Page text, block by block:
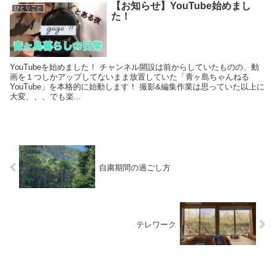
ひとりごと
【お知らせ】YouTube始めまし
た！
YouTubeを始めました！ チャンネル開設は前からしていたものの、動
画を１つしかアップしてないまま放置していた「青ヶ島ちゃんねる
YouTube」を本格的に始動します！ 撮影&編集作業は思っていた以上に
大変、、、でも楽...
自粛期間の過ごし方
テレワーク